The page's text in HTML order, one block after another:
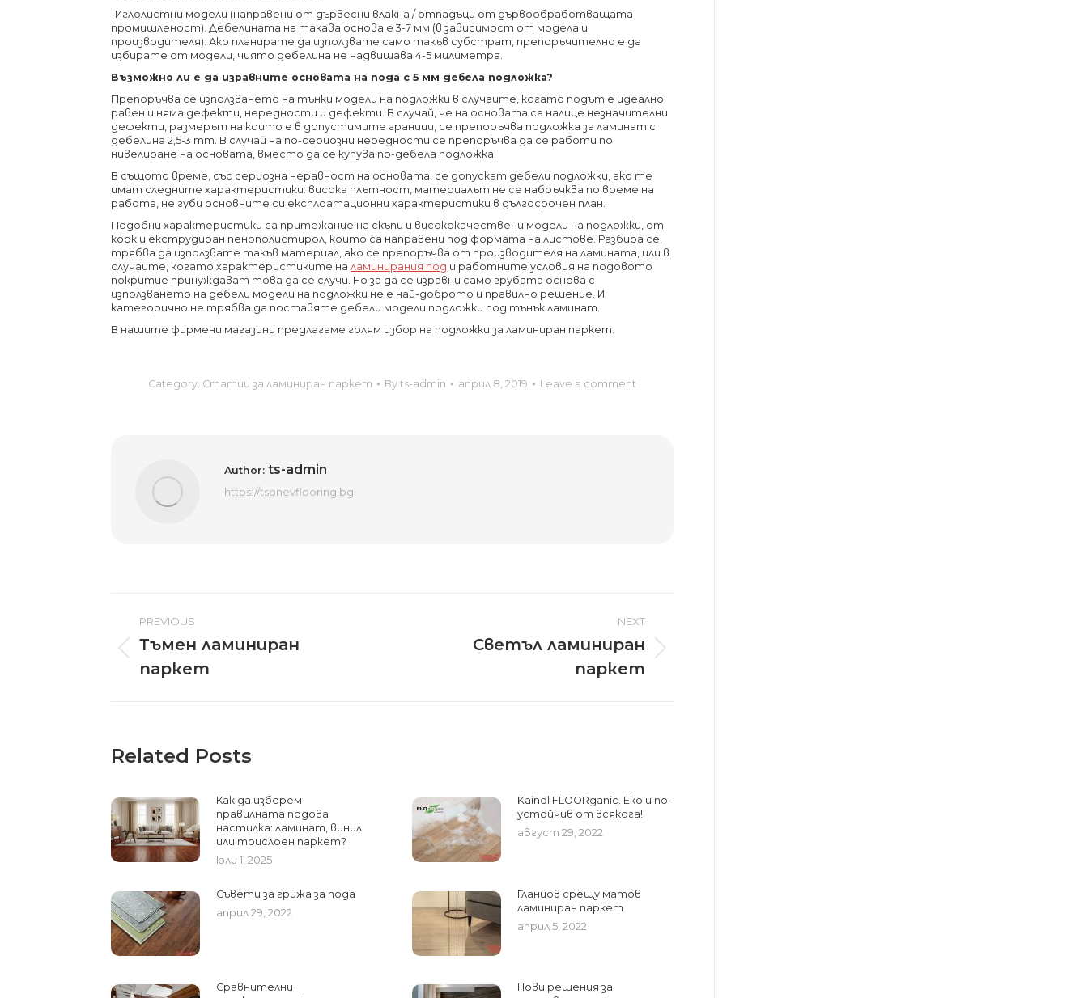
-Иглолистни модели (направени от дървесни влакна / отпадъци от дървообработващата
промишленост). Дебелината на такава основа е 3-7 мм (в зависимост от модела и
производителя). Ако планирате да използвате само такъв субстрат, препоръчително е да
избирате от модели, чиято дебелина не надвишава 4-5 милиметра.
Възможно ли е да изравните основата на пода с 5 мм дебела подложка?
Препоръчва се използването на тънки модели на подложки в случаите, когато подът е идеално
равен и няма дефекти, нередности и дефекти. В случай, че на основата са налице незначителни
дефекти, размерът на които е в допустимите граници, се препоръчва подложка за ламинат с
дебелина 2,5-3 mm. В случай на по-сериозни нередности се препоръчва да се работи по
нивелиране на основата, вместо да се купува по-дебела подложка.
В същото време, със сериозна неравност на основата, се допускат дебели подложки, ако те
имат следните характеристики: висока плътност, материалът не се набръчква по време на
работа, не губи основните си експлоатационни характеристики в дългосрочен план.
Подобни характеристики са притежание на скъпи и висококачествени модели на подложки, от
корк и екструдиран пенополистирол, които са направени под формата на листове. Разбира се,
трябва да използвате такъв материал, ако се препоръчва от производителя на ламината, или в
случаите, когато характеристиките наламинирания под и работните условия на подовото
покритие принуждават това да се случи. Но за да се изравни само грубата основа с
използването на дебели модели на подложки не е най-доброто и правилно решение. И
категорично не трябва да поставяте дебели модели подложки под тънък ламинат.
В нашите фирмени магазини предлагаме голям избор на подложки за ламиниран паркет.
Category: Статии за ламиниран паркет By ts-admin април 8, 2019 Leave a comment
Author: ts-admin
https://tsonevflooring.bg
Post
navigation
PREVIOUS
Previous
post:
Тъмен ламиниран
паркет
NEXT
Светъл ламиниран
паркет
Related Posts
Как да изберем
правилната подова
настилка: ламинат, винил
или трислоен паркет?
юли 1, 2025
Kaindl FLOORganic. Еко и по-
устойчив от всякога!
август 29, 2022
Съвети за грижа за пода
април 29, 2022
Гланцов срещу матов
ламиниран паркет
април 5, 2022
Сравнителни
Нови решения за